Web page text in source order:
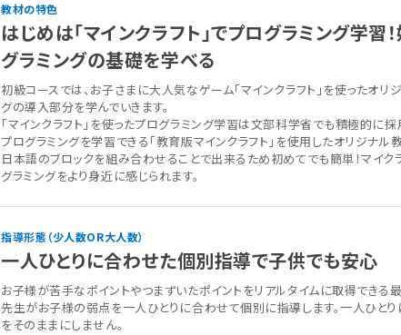
教材の特色
はじめは「マインクラフト」でプログラミング学習
グラミングの基礎を学べる
初級コースでは、お子さまに大人気なゲーム「マインクラフト」を使ったオリ
グの導入部分を学んでいきます。
「マインクラフト」を使ったプログラミング学習は文部科学省でも積極的に
プログラミングを学習できる「教育版マインクラフト」を使用したオリジナル
日本語のブロックを組み合わせることで出来るため初めてでも簡単！マイク
グラミングをより身近に感じられます。
指導形態（少人数OR大人数）
一人ひとりに合わせた個別指導で子供でも安心
お子様が苦手なポイントやつまずいたポイントをリアルタイムに取得できる
先生がお子様の弱点を一人ひとりに合わせて個別に指導します。一人ひとり
をそのままにしません。